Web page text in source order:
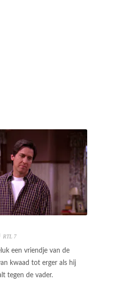
RTL 7
een vriendje van de
kwaad tot erger als hij
tegen de vader.